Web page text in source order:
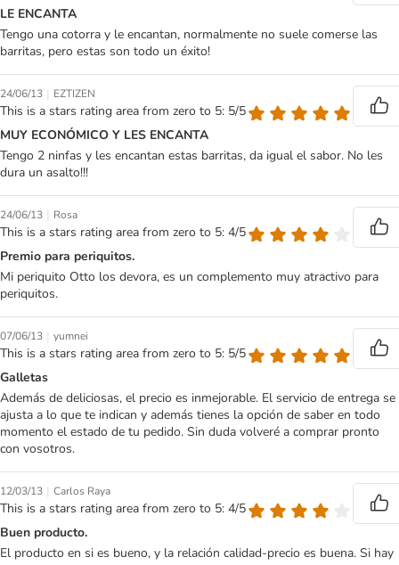
LE ENCANTA
Tengo una cotorra y le encantan, normalmente no suele comerse las
barritas, pero estas son todo un éxito!
24/06/13 | EZTIZEN
This is a stars rating area from zero to 5: 5/5
MUY ECONÓMICO Y LES ENCANTA
Tengo 2 ninfas y les encantan estas barritas, da igual el sabor. No les
dura un asalto!!!
24/06/13 | Rosa
This is a stars rating area from zero to 5: 4/5
Premio para periquitos.
Mi periquito Otto los devora, es un complemento muy atractivo para
periquitos.
07/06/13 | yumnei
This is a stars rating area from zero to 5: 5/5
Galletas
Además de deliciosas, el precio es inmejorable. El servicio de entrega se
ajusta a lo que te indican y además tienes la opción de saber en todo
momento el estado de tu pedido. Sin duda volveré a comprar pronto
con vosotros.
12/03/13 | Carlos Raya
This is a stars rating area from zero to 5: 4/5
Buen producto.
El producto en si es bueno, y la relación calidad-precio es buena. Si hay